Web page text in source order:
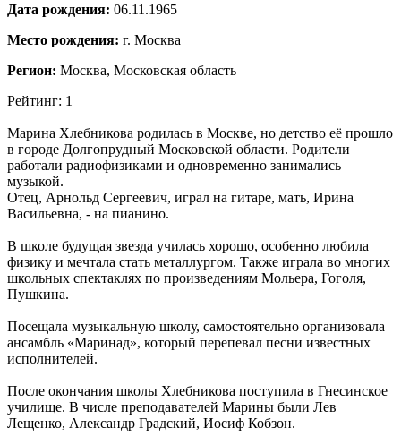
Дата рождения: 06.11.1965
Место рождения: г. Москва
Регион: Москва, Московская область
Рейтинг: 1
Марина Хлебникова родилась в Москве, но детство её прошло
в городе Долгопрудный Московской области. Родители
работали радиофизиками и одновременно занимались
музыкой.
Отец, Арнольд Сергеевич, играл на гитаре, мать, Ирина
Васильевна, - на пианино.
В школе будущая звезда училась хорошо, особенно любила
физику и мечтала стать металлургом. Также играла во многих
школьных спектаклях по произведениям Мольера, Гоголя,
Пушкина.
Посещала музыкальную школу, самостоятельно организовала
ансамбль «Маринад», который перепевал песни известных
исполнителей.
После окончания школы Хлебникова поступила в Гнесинское
училище. В числе преподавателей Марины были Лев
Лещенко, Александр Градский, Иосиф Кобзон.